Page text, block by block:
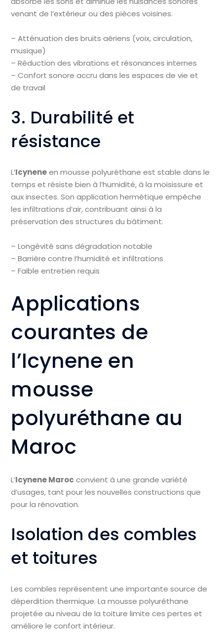
venant de l’extérieur ou des pièces voisines.
– Atténuation des bruits aériens (voix, circulation,
musique)
– Réduction des vibrations et résonances internes
– Confort sonore accru dans les espaces de vie et
de travail
3. Durabilité et
résistance
L’Icyneneen mousse polyuréthane est stable dans le
temps et résiste bien à l’humidité, à la moisissure et
aux insectes. Son application hermétique empêche
les infiltrations d’air, contribuant ainsi à la
préservation des structures du bâtiment.
– Longévité sans dégradation notable
– Barrière contre l’humidité et infiltrations
– Faible entretien requis
Applications
courantes de
l’Icynene en
mousse
polyuréthane au
Maroc
L’Icynene Maroc convient à une grande variété
d’usages, tant pour les nouvelles constructions que
pour la rénovation.
Isolation des combles
et toitures
Les combles représentent une importante source de
déperdition thermique. La mousse polyuréthane
projetée au niveau de la toiture limite ces pertes et
améliore le confort intérieur.